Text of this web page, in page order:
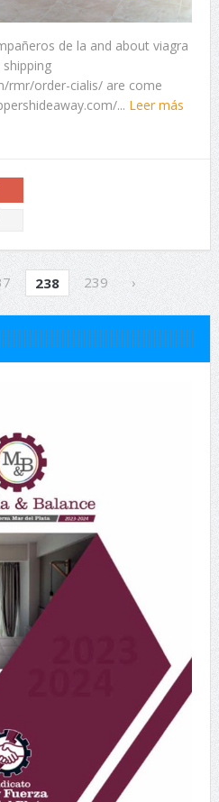
de la and about viagra
rmr/order-cialis/ are come
... Leer más
238 239 ›